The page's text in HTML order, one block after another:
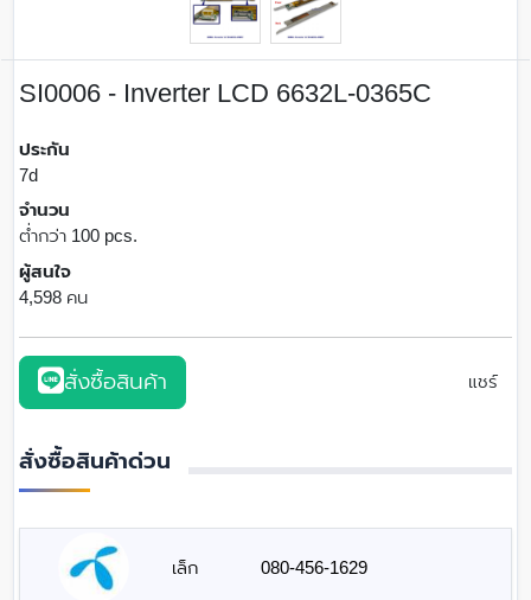
SI0006 - Inverter LCD 6632L-0365C
ประกัน
7d
จำนวน
ต่ำกว่า 100 pcs.
ผู้สนใจ
4,598 คน
สั่งซื้อสินค้า แชร์
สั่งซื้อสินค้าด่วน
เล็ก 080-456-1629